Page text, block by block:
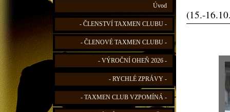
Úvod
- ČLENSTVÍ TAXMEN CLUBU -
- ČLENOVÉ TAXMEN CLUBU -
- VÝROČNÍ OHEŇ 2026 -
- RYCHLÉ ZPRÁVY -
- TAXMEN CLUB VZPOMÍNÁ -
(15.-